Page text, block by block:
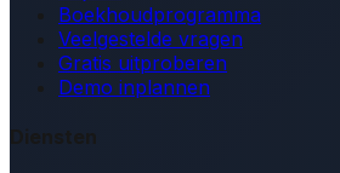
Boekhoudprogramma
Veelgestelde vragen
Gratis uitproberen
Demo inplannen
Diensten